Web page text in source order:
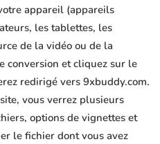
appareil (appareils
les tablettes, les
de la vidéo ou de la
conversion et cliquez sur le
redirigé vers 9xbuddy.com.
vous verrez plusieurs
options de vignettes et
le fichier dont vous avez